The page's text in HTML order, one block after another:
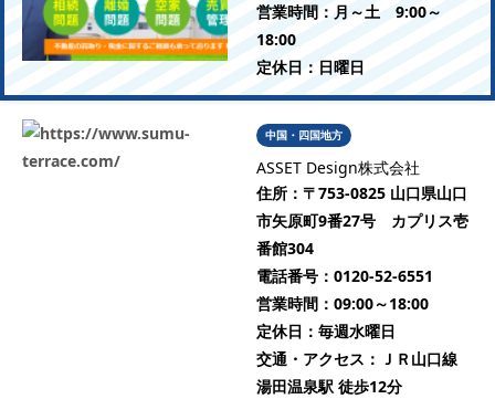
営業時間： 月～土 9:00～
18:00
定休日： 日曜日
中国・四国地方
ASSET Design株式会社
住所： 〒753-0825 山口県山口
市矢原町9番27号 カプリス壱
番館304
電話番号： 0120-52-6551
営業時間： 09:00～18:00
定休日： 毎週水曜日
交通・アクセス： ＪＲ山口線
湯田温泉駅 徒歩12分